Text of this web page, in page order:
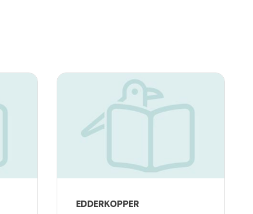
EDDERKOPPER